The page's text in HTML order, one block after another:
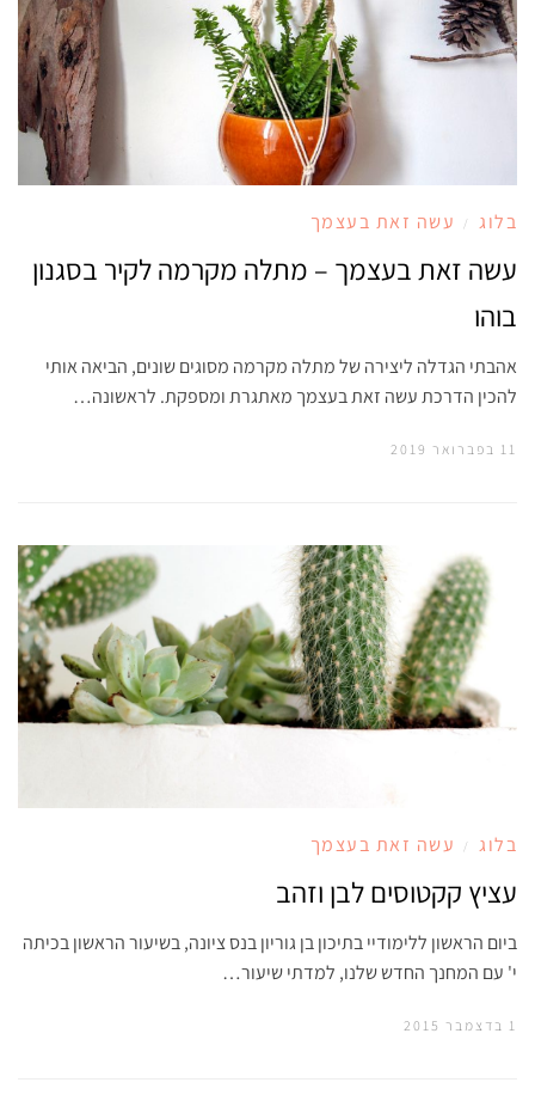
בלוג / עשה זאת בעצמך
עשה זאת בעצמך – מתלה מקרמה לקיר בסגנון
בוהו
אהבתי הגדלה ליצירה של מתלה מקרמה מסוגים שונים, הביאה אותי
להכין הדרכת עשה זאת בעצמך מאתגרת ומספקת. לראשונה…
11 בפברואר 2019
בלוג / עשה זאת בעצמך
עציץ קקטוסים לבן וזהב
ביום הראשון ללימודיי בתיכון בן גוריון בנס ציונה, בשיעור הראשון בכיתה
י' עם המחנך החדש שלנו, למדתי שיעור…
1 בדצמבר 2015